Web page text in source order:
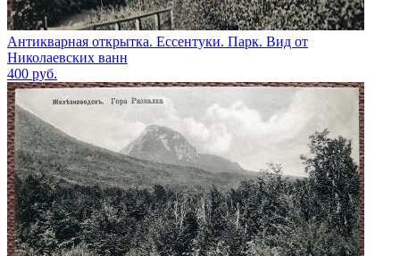
Антикварная открытка. Ессентуки. Парк. Вид от
Николаевских ванн
400 руб.